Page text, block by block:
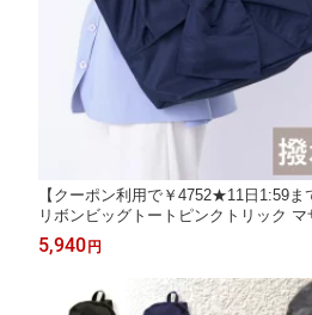
【クーポン利用で￥4752★11日1:59
リボンビッグトートピンクトリック
ン 大きめ 大容量 鞄 かばん 旅行 ママ
お泊り オールシーズン お出かけ 出産
5,940 円